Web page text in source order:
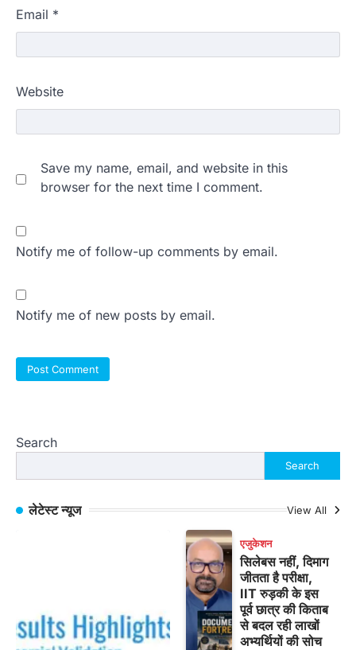
Email *
Website
Save my name, email, and website in this
browser for the next time I comment.
Notify me of follow-up comments by email.
Notify me of new posts by email.
Search
Search
लेटेस्ट न्यूज View All
एजुकेशन
सिलेबस नहीं, दिमाग
जीतता है परीक्षा,
IIT रुड़की के इस
पूर्व छात्र की किताब
से बदल रही लाखों
अभ्यर्थियों की सोच